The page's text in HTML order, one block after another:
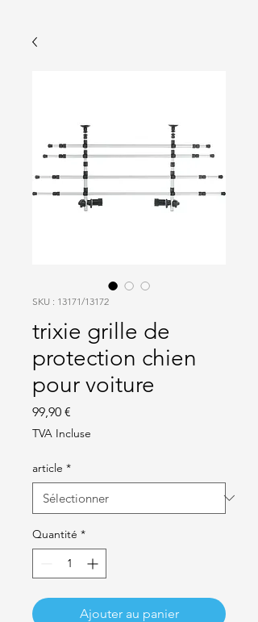
SKU : 13171/13172
trixie grille de
protection chien
pour voiture
99,90 €
TVA Incluse
article *
Quantité *
Ajouter au panier